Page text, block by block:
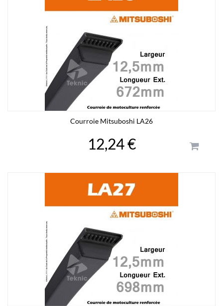
Courroie Mitsuboshi LA26
12,24 €